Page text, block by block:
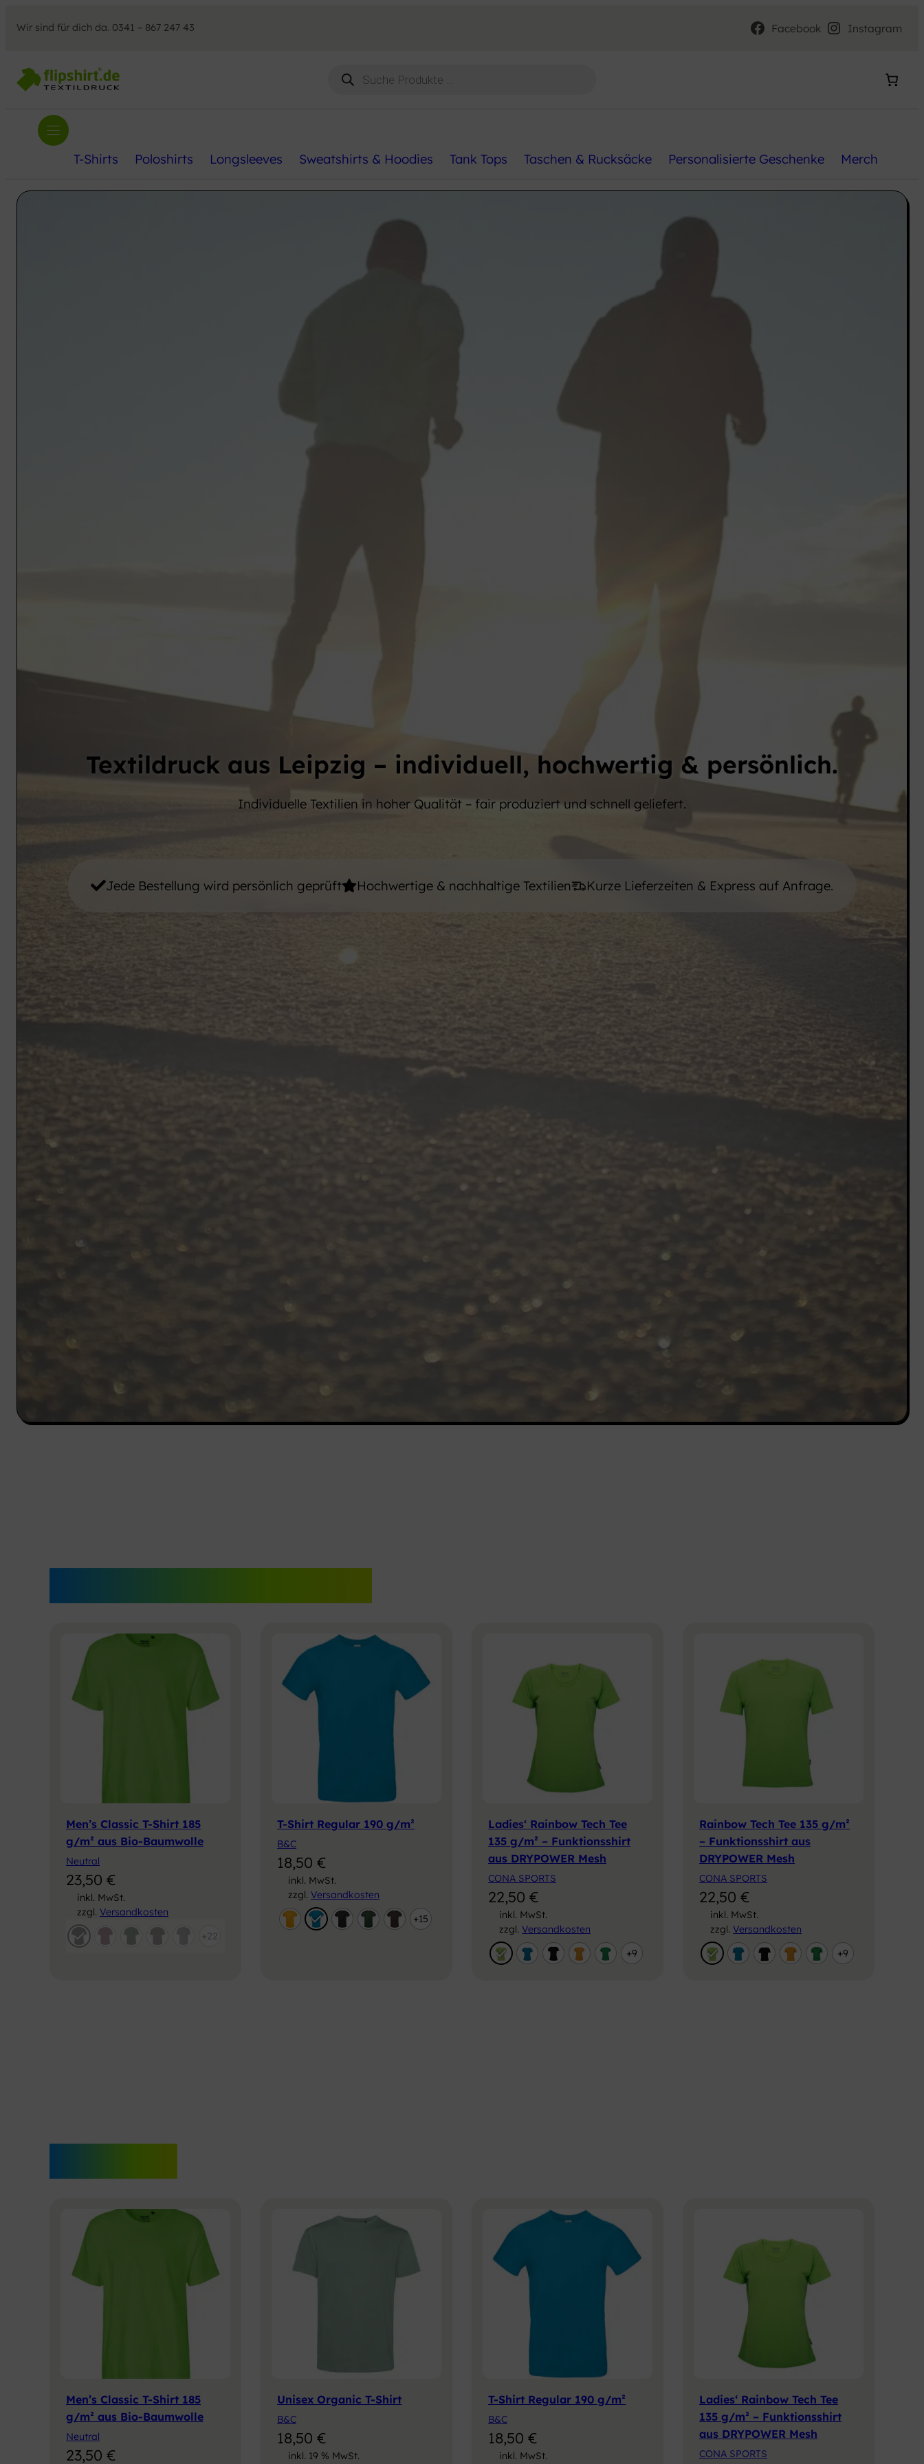
Inhalt
Wir sind für dich da. 0341 – 867 247 43 Facebook Instagram
Products
search
T-Shirts Poloshirts Longsleeves Sweatshirts & Hoodies Tank Tops Taschen & Rucksäcke Personalisierte Geschenke Merch
Textildruck aus Leipzig – individuell, hochwertig & persönlich.
Individuelle Textilien in hoher Qualität – fair produziert und schnell geliefert.
Jede Bestellung wird persönlich geprüft Hochwertige & nachhaltige Textilien Kurze Lieferzeiten & Express auf Anfrage.
Men’s Classic T-Shirt 185
g/m² aus Bio-Baumwolle
Neutral
23,50 €
inkl. MwSt.
zzgl. Versandkosten
+22
T-Shirt Regular 190 g/m²
B&C
18,50€
inkl. MwSt.
zzgl.Versandkosten
+15
Ladies‘ Rainbow Tech Tee
135 g/m² – Funktionsshirt
aus DRYPOWER Mesh
CONA SPORTS
22,50€
inkl. MwSt.
zzgl.Versandkosten
+9
Rainbow Tech Tee 135 g/m²
– Funktionsshirt aus
DRYPOWER Mesh
CONA SPORTS
22,50€
inkl. MwSt.
zzgl.Versandkosten
+9
Men’s Classic T-Shirt 185
g/m² aus Bio-Baumwolle
Neutral
23,50 €
Unisex Organic T-Shirt
B&C
18,50€
inkl. 19 % MwSt.
T-Shirt Regular 190 g/m²
B&C
18,50€
inkl. MwSt.
Ladies‘ Rainbow Tech Tee
135 g/m² – Funktionsshirt
aus DRYPOWER Mesh
CONA SPORTS